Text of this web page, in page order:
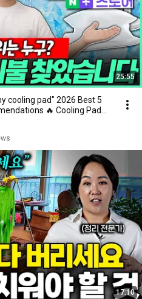
25:55
cooling pad" 2026 Best 5
🔥 Cooling Pad...
17:10